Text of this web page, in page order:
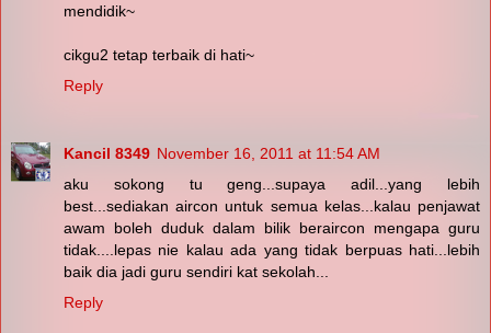
mendidik~
cikgu2 tetap terbaik di hati~
Reply
Kancil 8349 November 16, 2011 at 11:54 AM
aku sokong tu geng...supaya adil...yang lebih
best...sediakan aircon untuk semua kelas...kalau penjawat
awam boleh duduk dalam bilik beraircon mengapa guru
tidak....lepas nie kalau ada yang tidak berpuas hati...lebih
baik dia jadi guru sendiri kat sekolah...
Reply